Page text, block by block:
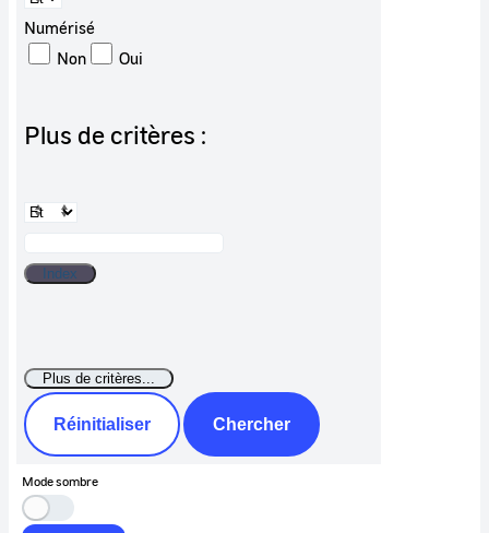
Numérisé
Non
Oui
Plus de critères :
Réinitialiser Chercher
Mode sombre